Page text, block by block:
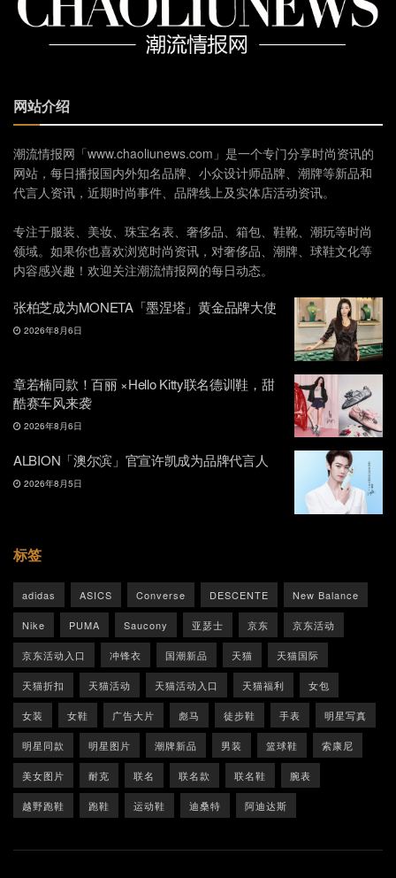
网站介绍
潮流情报网「www.chaoliunews.com」是一个专门分享时尚资讯的
网站，每日播报国内外知名品牌、小众设计师品牌、潮牌等新品和
代言人资讯，近期时尚事件、品牌线上及实体店活动资讯。
专注于服装、美妆、珠宝名表、奢侈品、箱包、鞋靴、潮玩等时尚
领域。如果你也喜欢浏览时尚资讯，对奢侈品、潮牌、球鞋文化等
内容感兴趣！欢迎关注潮流情报网的每日动态。
张柏芝成为MONETA「墨涅塔」黄金品牌大使
2026年8月6日
章若楠同款！百丽 ×Hello Kitty联名德训鞋，甜
酷赛车风来袭
2026年8月6日
ALBION「澳尔滨」官宣许凯成为品牌代言人
2026年8月5日
标签
adidas ASICS Converse DESCENTE New Balance
Nike PUMA Saucony 亚瑟士 京东 京东活动
京东活动入口 冲锋衣 国潮新品 天猫 天猫国际
天猫折扣 天猫活动 天猫活动入口 天猫福利 女包
女装 女鞋 广告大片 彪马 徒步鞋 手表 明星写真
明星同款 明星图片 潮牌新品 男装 篮球鞋 索康尼
美女图片 耐克 联名 联名款 联名鞋 腕表
越野跑鞋 跑鞋 运动鞋 迪桑特 阿迪达斯